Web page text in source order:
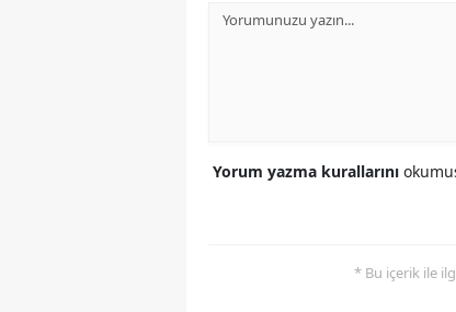
Yorum yazma kurallarını
* Bu içerik ile